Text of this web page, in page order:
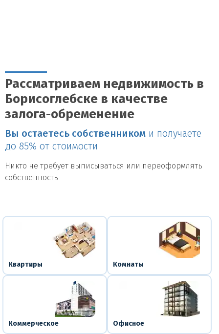
Рассматриваем недвижимость в
Борисоглебске в качестве
залога-обременение
Вы остаетесь собственником и получаете
до 85% от стоимости
Никто не требует выписываться или переоформлять
собственность
Квартиры Комнаты
Коммерческое Офисное